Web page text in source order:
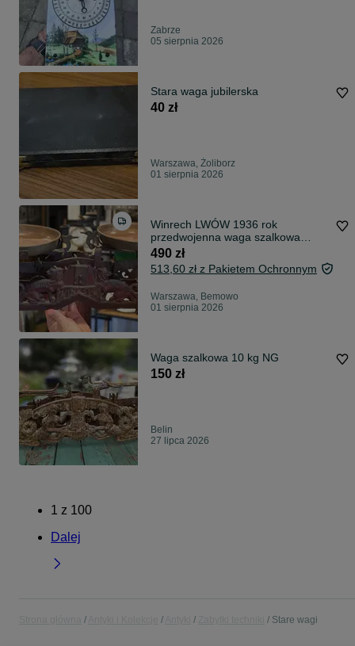
Zabrze
05 sierpnia 2026
Stara waga jubilerska
40 zł
Warszawa, Żoliborz
01 sierpnia 2026
Winrech LWÓW 1936 rok
przedwojenna waga szalkowa
sygnowana do 3 kg sprawna.
490 zł
513,60 zł z Pakietem Ochronnym
Warszawa, Bemowo
01 sierpnia 2026
Waga szalkowa 10 kg NG
150 zł
Belin
27 lipca 2026
1 z 100
Dalej
Stare wagi